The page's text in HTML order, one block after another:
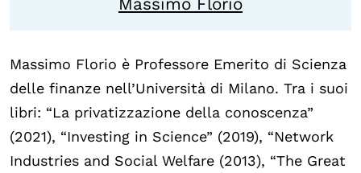
I CONTENUTI
Osservatori di ricerca
Progetti Nazionali
Massimo Florio
Massimo Florio è Professore Emerito di Scienza
delle finanze nell’Università di Milano. Tra i suoi
libri: “La privatizzazione della conoscenza”
(2021), “Investing in Science” (2019), “Network
Industries and Social Welfare (2013), “The Great